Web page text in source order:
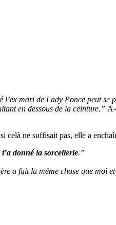
mari de Lady Ponce peut se
en dessous de la ceinture.”
celà ne suffisait pas, elle a
donné la sorcellerie.”
a fait la même chose que moi